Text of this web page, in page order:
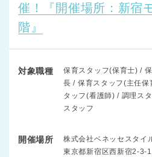
催！『開催場所：新宿
階』
対象職種
保育スタッフ(保育士) /
長 / 保育スタッフ(主任
タッフ(看護師) / 調理ス
スタッフ
開催場所
株式会社ベネッセスタ
東京都新宿区西新宿2-3-